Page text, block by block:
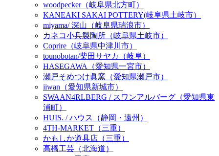
woodpecker（岐阜県北方町）
KANEAKI SAKAI POTTERY(岐阜県土岐市）
miyama/ 深山（岐阜県瑞浪市）
カネコ小兵製陶所（岐阜県土岐市）
Coprire（岐阜県中津川市）
tounobotan/柴田サヤカ（岐阜）
HASEGAWA（愛知県一宮市）
瀬戸そめつけ眞窯（愛知県瀬戸市）
iiwan（愛知県新城市）
SWAAN4RLBERG / スワンアルバーグ（愛知県東
浦町）
HUIS. / ハウス（静岡・遠州）
4TH-MARKET（三重）
かもしか道具店（三重）
高橋工芸（北海道）